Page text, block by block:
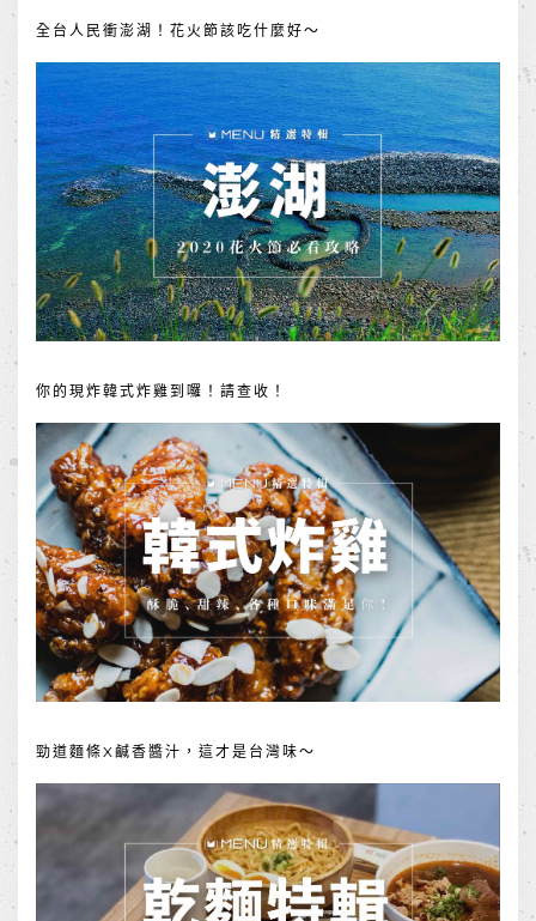
全台人民衝澎湖！花火節該吃什麼好～
你的現炸韓式炸雞到囉！請查收！
勁道麵條X鹹香醬汁，這才是台灣味～